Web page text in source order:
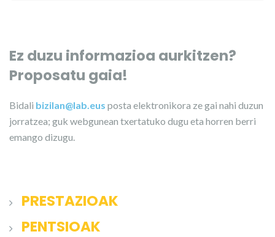
Ez duzu informazioa aurkitzen?
Proposatu gaia!
Bidali bizilan@lab.eus posta elektronikora ze gai nahi duzun
jorratzea; guk webgunean txertatuko dugu eta horren berri
emango dizugu.
PRESTAZIOAK
PENTSIOAK